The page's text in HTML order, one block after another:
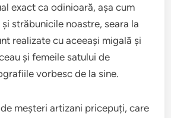
exact ca odinioară, așa cum
străbunicile noastre, seara la
realizate cu aceeași migală și
și femeile satului de
vorbesc de la sine.
meșteri artizani pricepuți, care